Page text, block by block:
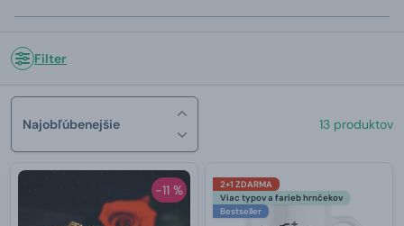
Filter
Najobľúbenejšie 13 produktov
-11 %
2+1 ZDARMA
Viac typov a farieb hrnčekov
Bestseller